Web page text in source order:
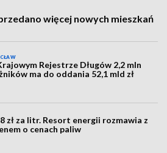
więcej nowych mieszkań
Rejestrze Długów 2,2 mln
ma do oddania 52,1 mld zł
zł za litr. Resort energii rozmawia z
o cenach paliw